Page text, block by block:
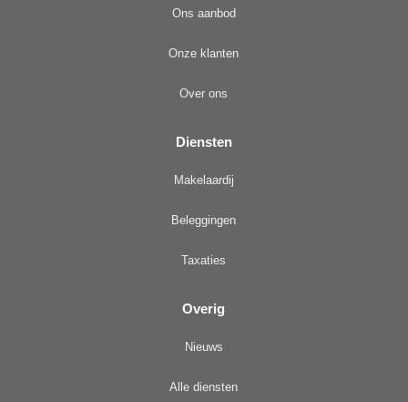
Ons aanbod
Onze klanten
Over ons
Diensten
Makelaardij
Beleggingen
Taxaties
Overig
Nieuws
Alle diensten